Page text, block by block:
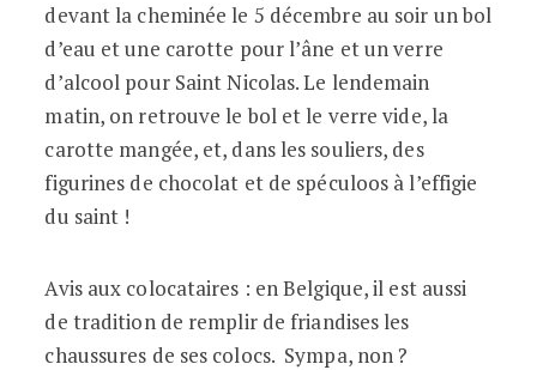
devant la cheminée le 5 décembre au soir un bol
d’eau et une carotte pour l’âne et un verre
d’alcool pour Saint Nicolas. Le lendemain
matin, on retrouve le bol et le verre vide, la
carotte mangée, et, dans les souliers, des
figurines de chocolat et de spéculoos à l’effigie
du saint !
Avis aux colocataires : en Belgique, il est aussi
de tradition de remplir de friandises les
chaussures de ses colocs. Sympa, non ?